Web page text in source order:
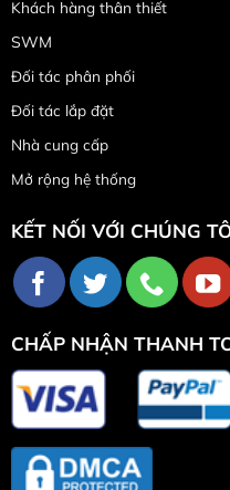
Khách hàng thân thiết
SWM
Đối tác phân phối
Đối tác lắp đặt
Nhà cung cấp
Mở rộng hệ thống
KẾT NỐI VỚI CHÚNG
CHẤP NHẬN THANH